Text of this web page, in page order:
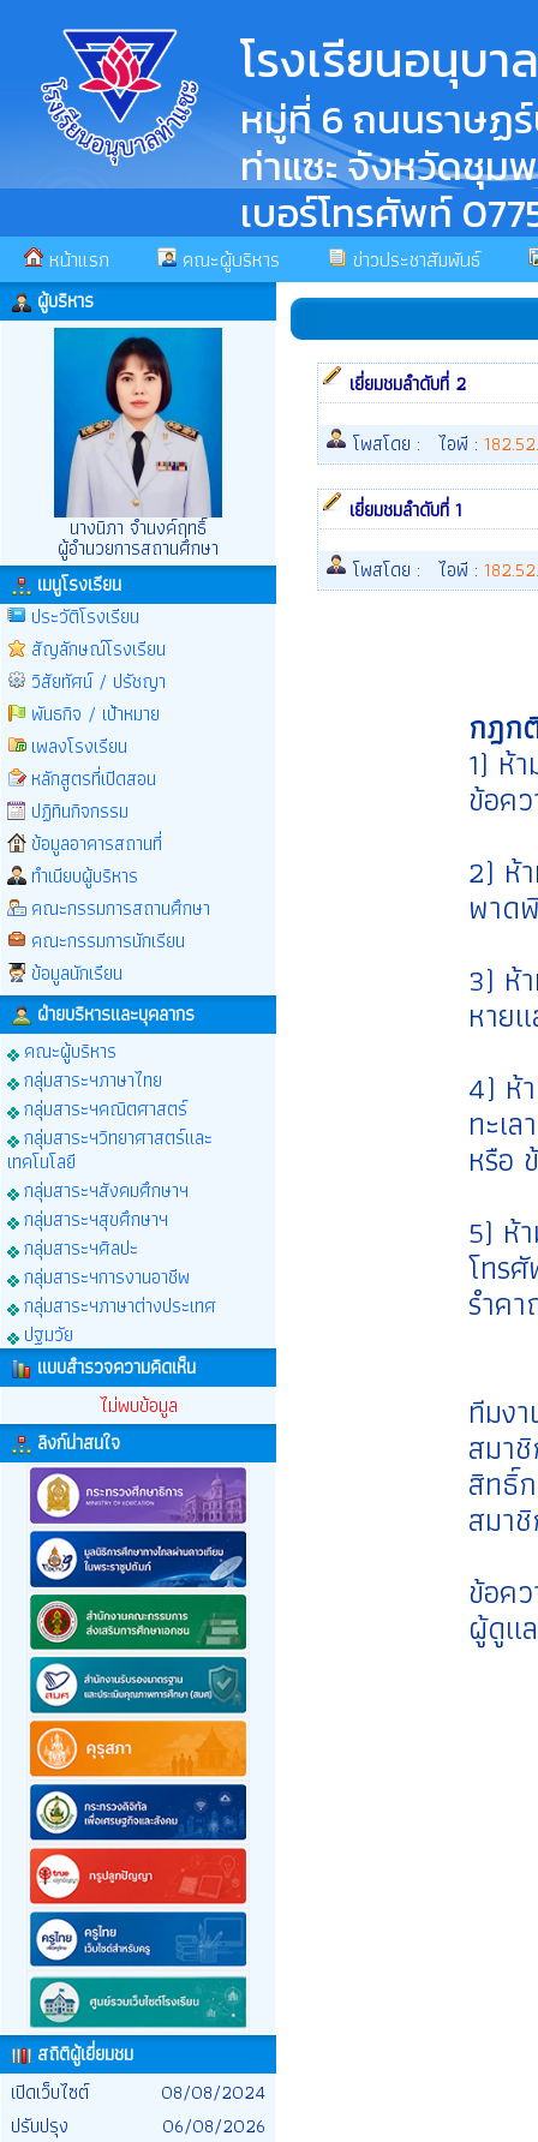
โรงเรียนอนุบา
หมู่ที่ 6 ถนนราษฏ
ท่าแซะ จังหวัดชุม
เบอร์โทรศัพท์
หน้าแรก คณะผู้บริหาร ข่าวประชาสัมพันธ์
ผู้บริหาร
นางนิภา จำนงค์ฤทธิ์
ผู้อำนวยการสถานศึกษา
เมนูโรงเรียน
ประวัติโรงเรียน
สัญลักษณ์โรงเรียน
วิสัยทัศน์ / ปรัชญา
พันธกิจ / เป้าหมาย
เพลงโรงเรียน
หลักสูตรที่เปิดสอน
ปฏิทินกิจกรรม
ข้อมูลอาคารสถานที่
ทำเนียบผู้บริหาร
คณะกรรมการสถานศึกษา
คณะกรรมการนักเรียน
ข้อมูลนักเรียน
ฝ่ายบริหารและบุคลากร
คณะผู้บริหาร
กลุ่มสาระฯภาษาไทย
กลุ่มสาระฯคณิตศาสตร์
กลุ่มสาระฯวิทยาศาสตร์และ
เทคโนโลยี
กลุ่มสาระฯสังคมศึกษาฯ
กลุ่มสาระฯสุขศึกษาฯ
กลุ่มสาระฯศิลปะ
กลุ่มสาระฯการงานอาชีพ
กลุ่มสาระฯภาษาต่างประเทศ
ปฐมวัย
แบบสำรวจความคิดเห็น
ไม่พบข้อมูล
ลิงก์น่าสนใจ
สถิติผู้เยี่ยมชม
เปิดเว็บไซต์
08/08/2024
ปรับปรุง
06/08/2026
เยี่ยมชมลำดับที่ 2
โพสโดย :
ไอพี :
เยี่ยมชมลำดับที่ 1
โพสโดย :
ไอพี :
กฎก
1) ห้
ข้อค
2) ห้
พาด
3) ห้
หาย
4) ห้
ทะเ
หรือ
5) ห้
โทร
รำค
ทีมง
สมา
สิทธิ์
สมา
ข้อค
ผู้ดูแ